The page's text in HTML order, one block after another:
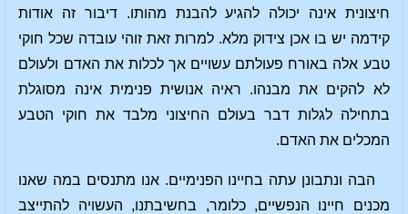
חיצונית אינה יכולה להגיע להבנת מהותו. דיבור זה אודות
קידמה יש בו אכן צידוק מלא. למרות זאת זוהי עובדה שכל חוקי
טבע אלה באורח פעולתם עשויים אך לכלות את האדם ולעולם
לא להקים את מבנהו. ראיה אנושית פנימית אינה מסוגלת
בתחילה לגלות דבר בעולם החיצוני מלבד את חוקי הטבע
המכלים את האדם.
הבה ונתבונן עתה בחיינו הפנימיים. אנו מתנסים במה שאנו
מכנים חיינו הנפשיים, כלומר, בחשיבתנו, העשויה להתייצב